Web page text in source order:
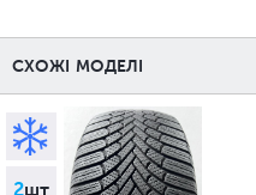
СХОЖІ МОДЕЛІ
2шт